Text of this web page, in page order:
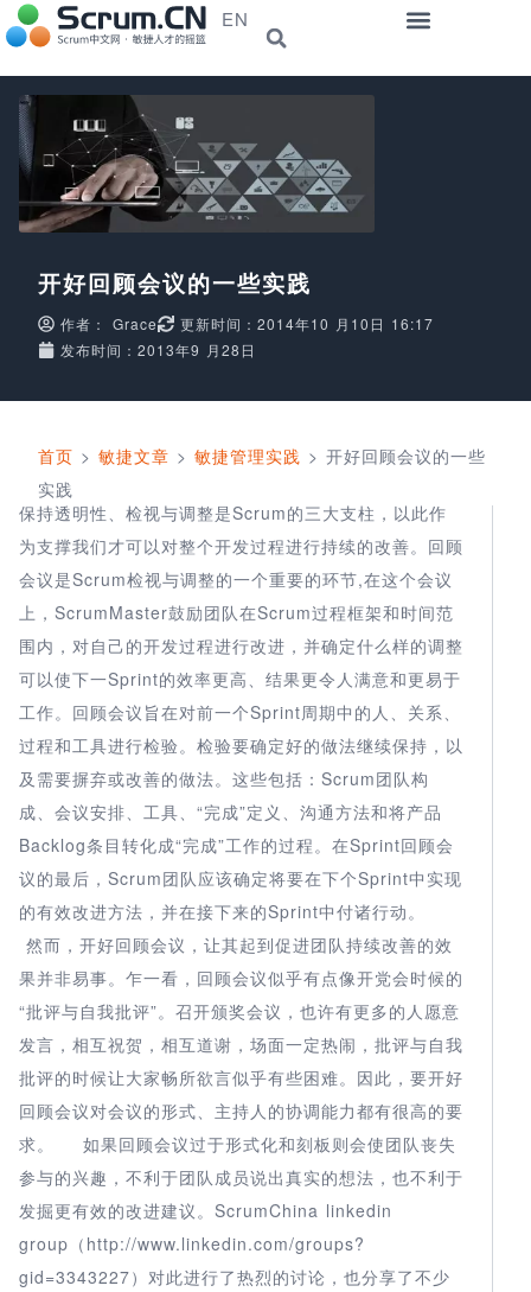
EN
开好回顾会议的一些实践
作者： Grace
更新时间：2014年10 月10日 16:17
发布时间：2013年9 月28日
首页 > 敏捷文章 > 敏捷管理实践 > 开好回顾会议的一些
实践
保持透明性、检视与调整是Scrum的三大支柱，以此作
为支撑我们才可以对整个开发过程进行持续的改善。回顾
会议是Scrum检视与调整的一个重要的环节,在这个会议
上，ScrumMaster鼓励团队在Scrum过程框架和时间范
围内，对自己的开发过程进行改进，并确定什么样的调整
可以使下一Sprint的效率更高、结果更令人满意和更易于
工作。回顾会议旨在对前一个Sprint周期中的人、关系、
过程和工具进行检验。检验要确定好的做法继续保持，以
及需要摒弃或改善的做法。 这些包括：Scrum团队构
成、会议安排、工具、“完成”定义、沟通方法和将产品
Backlog条目转化成“完成”工作的过程。在Sprint回顾会
议的最后，Scrum团队应该确定将要在下个Sprint中实现
的有效改进方法，并在接下来的Sprint中付诸行动。
然而，开好回顾会议，让其起到促进团队持续改善的效
果并非易事。乍一看，回顾会议似乎有点像开党会时候的
“批评与自我批评”。召开颁奖会议，也许有更多的人愿意
发言，相互祝贺，相互道谢，场面一定热闹，批评与自我
批评的时候让大家畅所欲言似乎有些困难。因此，要开好
回顾会议对会议的形式、主持人的协调能力都有很高的要
求。 如果回顾会议过于形式化和刻板则会使团队丧失
参与的兴趣，不利于团队成员说出真实的想法，也不利于
发掘更有效的改进建议。ScrumChina linkedin
group（http://www.linkedin.com/groups?
gid=3343227）对此进行了热烈的讨论，也分享了不少